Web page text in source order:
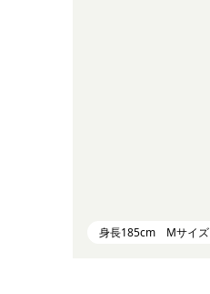
身長185cm Mサイズ